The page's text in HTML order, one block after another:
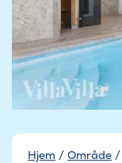
Hjem / Område /